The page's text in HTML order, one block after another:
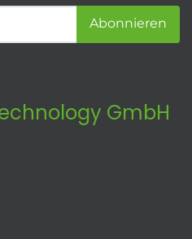
Abonnieren
GmbH